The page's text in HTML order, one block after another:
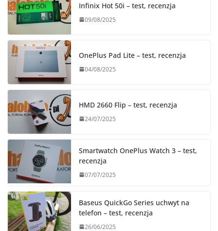
Infinix Hot 50i – test, recenzja
09/08/2025
OnePlus Pad Lite – test, recenzja
04/08/2025
HMD 2660 Flip – test, recenzja
24/07/2025
Smartwatch OnePlus Watch 3 – test,
recenzja
07/07/2025
Baseus QuickGo Series uchwyt na
telefon – test, recenzja
26/06/2025